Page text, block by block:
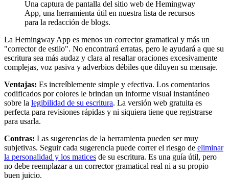
Una captura de pantalla del sitio web de Hemingway
App, una herramienta útil en nuestra lista de recursos
para la redacción de blogs.
La Hemingway App es menos un corrector gramatical y más un
"corrector de estilo". No encontrará erratas, pero le ayudará a que su
escritura sea más audaz y clara al resaltar oraciones excesivamente
complejas, voz pasiva y adverbios débiles que diluyen su mensaje.
Ventajas: Es increíblemente simple y efectiva. Los comentarios
codificados por colores le brindan un informe visual instantáneo
sobre la legibilidad de su escritura. La versión web gratuita es
perfecta para revisiones rápidas y ni siquiera tiene que registrarse
para usarla.
Contras: Las sugerencias de la herramienta pueden ser muy
subjetivas. Seguir cada sugerencia puede correr el riesgo de eliminar
la personalidad y los matices de su escritura. Es una guía útil, pero
no debe reemplazar a un corrector gramatical real ni a su propio
buen juicio.